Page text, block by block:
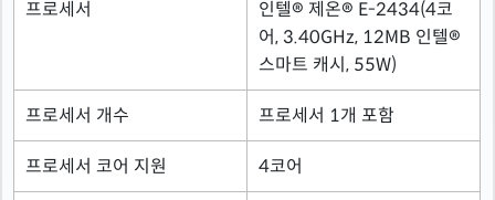
프로세서
인텔® 제온® E-2434(4코
어, 3.40GHz, 12MB 인텔®
스마트 캐시, 55W)
프로세서 개수 프로세서 1개 포함
프로세서 코어 지원 4코어